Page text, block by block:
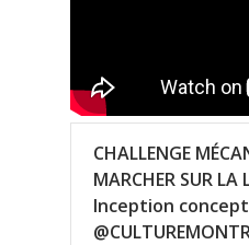
CHALLENGE
MARCHER SUR LA
Inception concept)